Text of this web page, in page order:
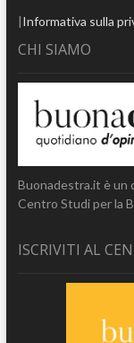
|Informativa sulla
CHI SIAMO
Buonadestra.it è un
Centro Studi per la
ISCRIVITI AL